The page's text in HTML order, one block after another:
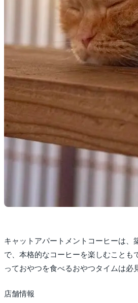
キャットアパートメントコーヒーは、
で、本格的なコーヒーを楽しむことも
っておやつを食べるおやつタイムは必
店舗情報